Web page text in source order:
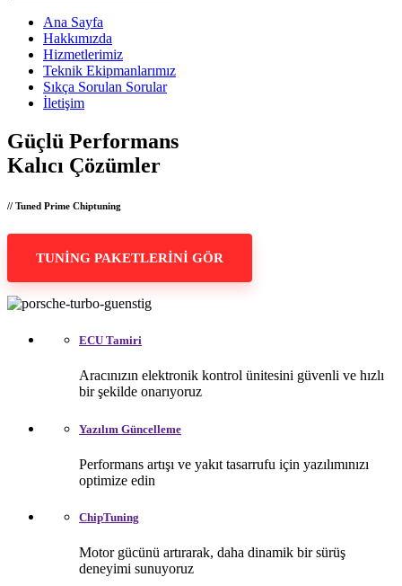
Ana Sayfa
Hakkımızda
Hizmetlerimiz
Teknik Ekipmanlarımız
Sıkça Sorulan Sorular
İletişim
Güçlü Performans
Kalıcı Çözümler
// Tuned Prime Chiptuning
TUNİNG PAKETLERİNİ GÖR
ECU Tamiri
Aracınızın elektronik kontrol ünitesini güvenli ve hızlı
bir şekilde onarıyoruz
Yazılım Güncelleme
Performans artışı ve yakıt tasarrufu için yazılımınızı
optimize edin
ChipTuning
Motor gücünü artırarak, daha dinamik bir sürüş
deneyimi sunuyoruz